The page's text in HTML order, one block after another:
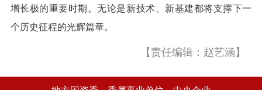
增长极的重要时期。无论是新技术、新基建都将支撑下一
个历史征程的光辉篇章。
【责任编辑：赵艺涵】